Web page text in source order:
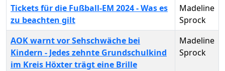
Tickets für die Fußball-EM 2024 - Was es
zu beachten gilt
Madeline
Sprock
AOK warnt vor Sehschwäche bei
Kindern - Jedes zehnte Grundschulkind
im Kreis Höxter trägt eine Brille
Madeline
Sprock